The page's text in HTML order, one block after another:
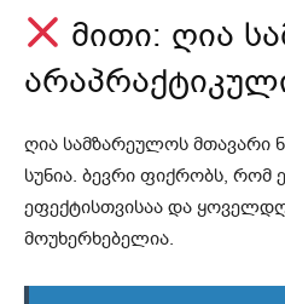
მითი: ღია
ღია სამზარეულოს მთავარი
სუნია. ბევრი ფიქრობს,
ეფექტისთვისაა და
მოუხერხებელია.